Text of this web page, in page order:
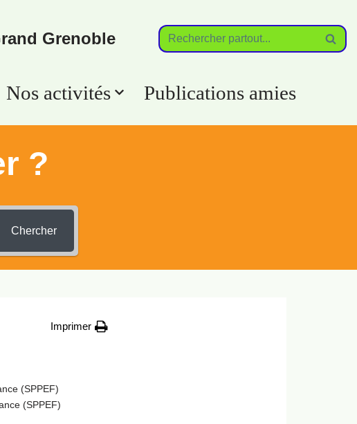
Grenoble
Nos activités Publications amies
?
Chercher
Imprimer
(SPPEF)
(SPPEF)